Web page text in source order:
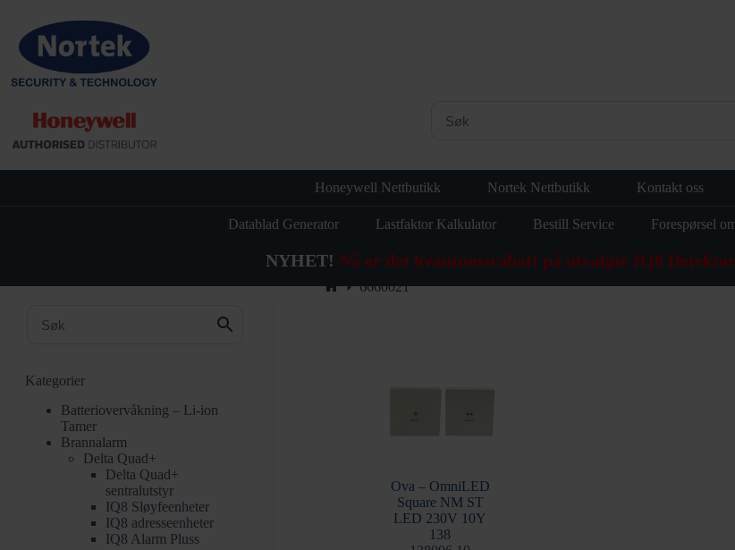
NYHET! Nå er det kvantumsrabatt på utvalgte IQ8
innholdet
Honeywell Nettbutikk Nortek Nettbutikk Kontakt oss
Datablad Generator Lastfaktor Kalkulator Bestill Service Forespørsel
6660021
Ova – OmniLED
Square NM ST
LED 230V 10Y
138
Kategorier
Batteriovervåkning – Li-ion
Tamer
Brannalarm
Delta Quad+
Delta Quad+
sentralutstyr
IQ8 Sløyfeenheter
IQ8 adresseenheter
IQ8 Alarm Pluss